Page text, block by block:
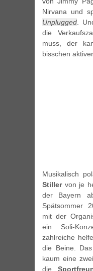
Nirvana und
Unplugged.
die
muss, der
bisschen
Musikalisch
Stillervon je
der Bayern
Spätsommer
mit der
ein Soli-
zahlreiche
die Beine.
kaum eine
die